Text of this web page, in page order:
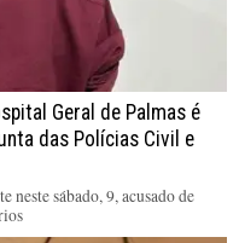
Geral de Palmas é
das Polícias Civil e
neste sábado, 9, acusado de